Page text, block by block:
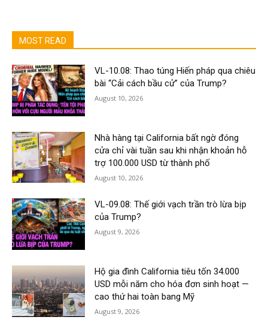
MOST READ
VL-10.08: Thao túng Hiến pháp qua chiêu
bài “Cải cách bầu cử” của Trump?
August 10, 2026
Nhà hàng tại California bất ngờ đóng
cửa chỉ vài tuần sau khi nhận khoản hỗ
trợ 100.000 USD từ thành phố
August 10, 2026
VL-09.08: Thế giới vạch trần trò lừa bịp
của Trump?
August 9, 2026
Hộ gia đình California tiêu tốn 34.000
USD mỗi năm cho hóa đơn sinh hoạt —
cao thứ hai toàn bang Mỹ
August 9, 2026